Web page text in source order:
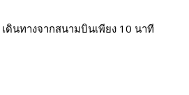
ดินทางจากสนามบินเพียง 10 นาที